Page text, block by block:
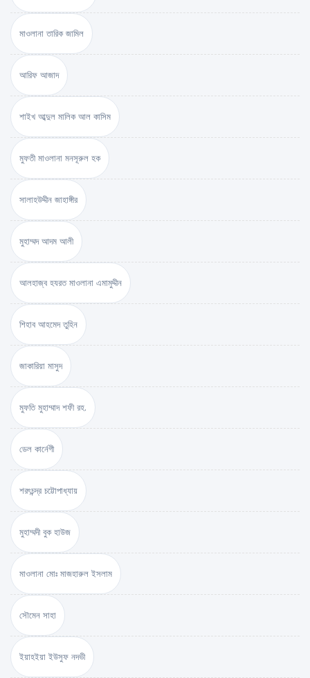
মাওলানা তারিক জামিল
আরিফ আজাদ
শাইখ আব্দুল মালিক আল কাসিম
মুফতী মাওলানা মনসূরুল হক
সালাহউদ্দীন জাহাঙ্গীর
মুহাম্মদ আদম আলী
আলহাজ্ব হযরত মাওলানা এমামুদ্দীন
শিহাব আহমেদ তুহিন
জাকারিয়া মাসুদ
মুফতি মুহাম্মাদ শফী রহ.
ডেল কার্নেগী
শরৎচন্দ্র চট্টোপাধ্যায়
মুহাম্মদী বুক হাউজ
মাওলানা মোঃ মাজহারুল ইসলাম
সৌমেন সাহা
ইয়াহইয়া ইউসুফ নদভী